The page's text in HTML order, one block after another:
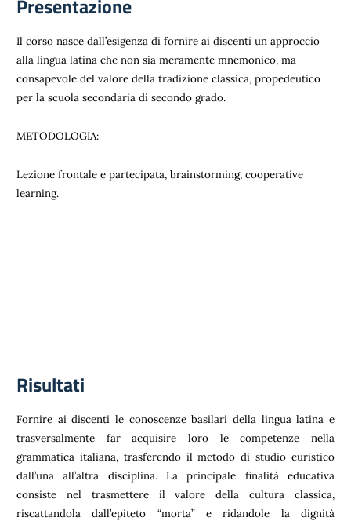
Presentazione
Il corso nasce dall’esigenza di fornire ai discenti un approccio
alla lingua latina che non sia meramente mnemonico, ma
consapevole del valore della tradizione classica, propedeutico
per la scuola secondaria di secondo grado.
METODOLOGIA:
Lezione frontale e partecipata, brainstorming, cooperative
learning.
Risultati
Fornire ai discenti le conoscenze basilari della lingua latina e
trasversalmente far acquisire loro le competenze nella
grammatica italiana, trasferendo il metodo di studio euristico
dall’una all’altra disciplina. La principale finalità educativa
consiste nel trasmettere il valore della cultura classica,
riscattandola dall’epiteto “morta” e ridandole la dignità